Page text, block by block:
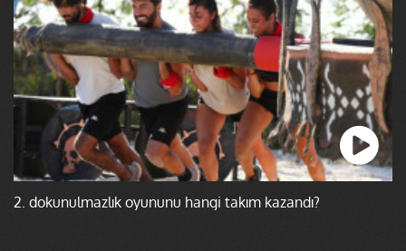
2. dokunulmazlık oyununu hangi takım kazandı?